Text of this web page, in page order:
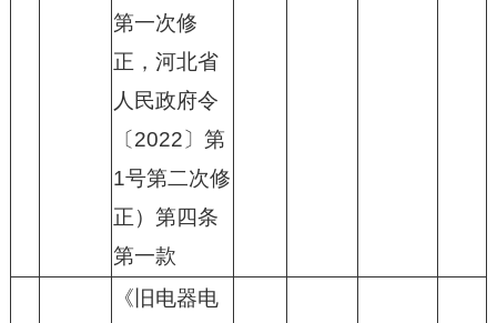
第一次修
正，河北省
人民政府令
〔2022〕第
1号第二次修
正）第四条
第一款
《旧电器电